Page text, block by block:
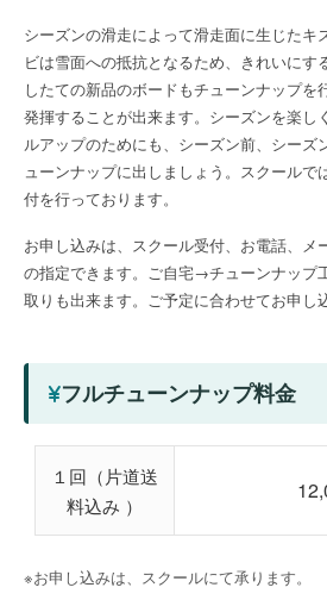
シーズンの滑走によって滑走面に生じたキ
ビは雪面への抵抗となるため、きれいにす
したての新品のボードもチューンナップを
発揮することが出来ます。シーズンを楽し
ルアップのためにも、シーズン前、シーズ
ューンナップに出しましょう。スクールで
付を行っております。
お申し込みは、スクール受付、お電話、メ
の指定できます。ご自宅→チューンナップ
取りも出来ます。ご予定に合わせてお申し
フルチューンナップ料金
１回（片道送
料込み ）
※お申し込みは、スクールにて承ります。